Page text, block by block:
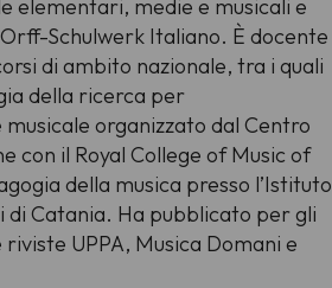
elementari, medie e musicali e
Schulwerk Italiano. È docente
di ambito nazionale, tra i quali
della ricerca per
organizzato dal Centro
con il Royal College of Music of
della musica presso l’Istituto
di Catania. Ha pubblicato per gli
UPPA, Musica Domani e